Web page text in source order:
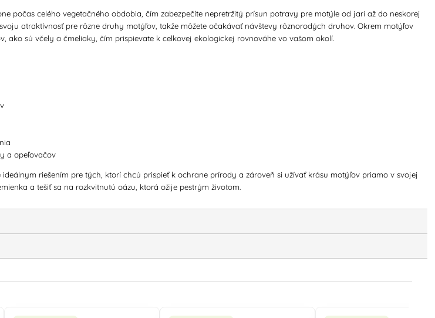
počas celého vegetačného obdobia, čím zabezpečíte nepretržitý prísun potravy pre motýle od jari až do neskorej
atraktívnosť pre rôzne druhy motýľov, takže môžete očakávať návštevy rôznorodých druhov. Okrem motýľov
ako sú včely a čmeliaky, čím prispievate k celkovej ekologickej rovnováhe vo vašom okolí.
a opeľovačov
ideálnym riešením pre tých, ktorí chcú prispieť k ochrane prírody a zároveň si užívať krásu motýľov priamo v svojej
a tešiť sa na rozkvitnutú oázu, ktorá ožije pestrým životom.